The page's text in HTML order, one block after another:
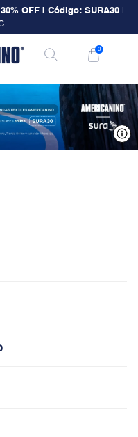
OFF | Código: SURA30
0